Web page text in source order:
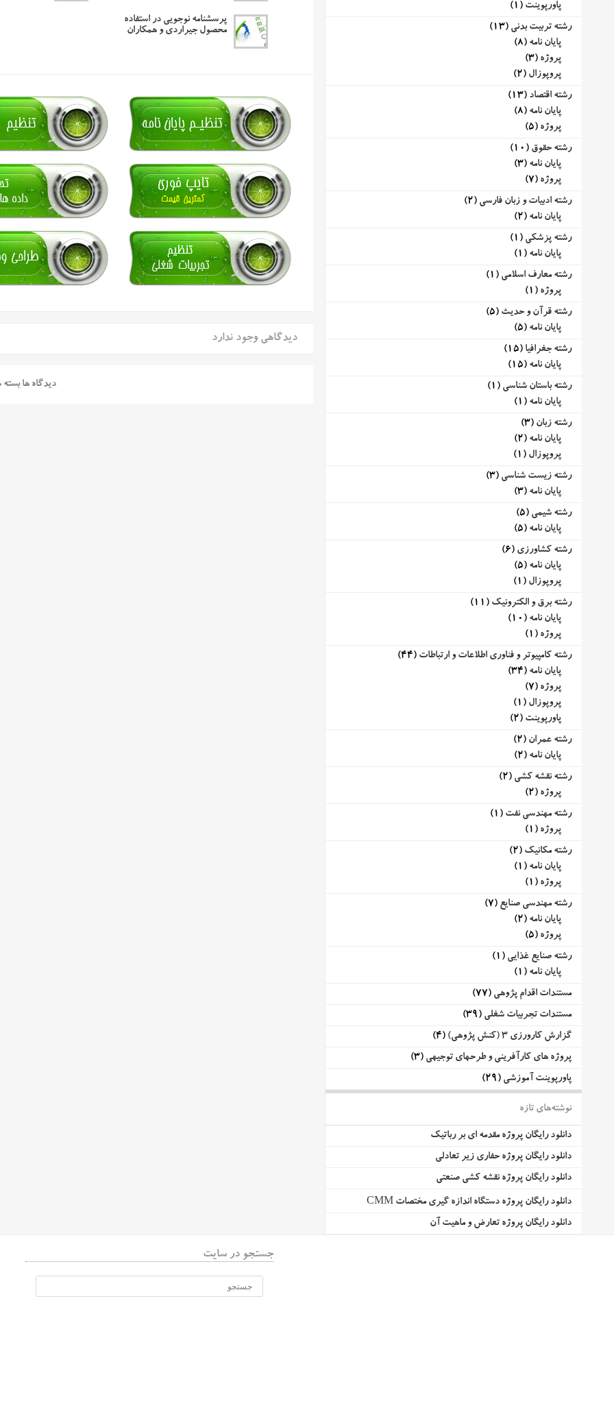
پرسشنامه نوجویی در استفاده
محصول جیراردی و همکاران
دیدگاهی وجود ندارد
دیدگاه ها
پاورپوینت (1)
رشته تربیت بدنی (13)
پایان نامه (8)
پروژه (3)
پروپوزال (2)
رشته اقتصاد (13)
پایان نامه (8)
پروژه (5)
رشته حقوق (10)
پایان نامه (3)
پروژه (7)
رشته ادبیات و زبان فارسی (2)
پایان نامه (2)
رشته پزشکی (1)
پایان نامه (1)
رشته معارف اسلامی (1)
پروژه (1)
رشته قرآن و حدیث (5)
پایان نامه (5)
رشته جغرافیا (15)
پایان نامه (15)
رشته باستان شناسی (1)
پایان نامه (1)
رشته زبان (3)
پایان نامه (2)
پروپوزال (1)
رشته زیست شناسی (3)
پایان نامه (3)
رشته شیمی (5)
پایان نامه (5)
رشته کشاورزی (6)
پایان نامه (5)
پروپوزال (1)
رشته برق و الکترونیک (11)
پایان نامه (10)
پروژه (1)
رشته کامپیوتر و فناوری اطلاعات و ارتباطات (44)
پایان نامه (34)
پروژه (7)
پروپوزال (1)
پاورپوینت (2)
رشته عمران (2)
پایان نامه (2)
رشته نقشه کشی (2)
پروژه (2)
رشته مهندسی نفت (1)
پروژه (1)
رشته مکانیک (2)
پایان نامه (1)
پروژه (1)
رشته مهندسی صنایع (7)
پایان نامه (2)
پروژه (5)
رشته صنایع غذایی (1)
پایان نامه (1)
مستندات اقدام پژوهی (77)
مستندات تجربیات شغلی (39)
گزارش کارورزی 3 (کنش پژوهی)
(4)
پروژه های کارآفرینی و طرحهای توجیهی (3)
پاورپوینت آموزشی (29)
نوشته‌های تازه
دانلود رایگان پروژه مقدمه ای بر رباتیک
دانلود رایگان پروژه حفاری زیر تعادلی
دانلود رایگان پروژه نقشه کشی صنعتی
دانلود رایگان پروژه دستگاه اندازه گیری مختصات CMM
دانلود رایگان پروژه تعارض و ماهیت آن
جستجو در سایت